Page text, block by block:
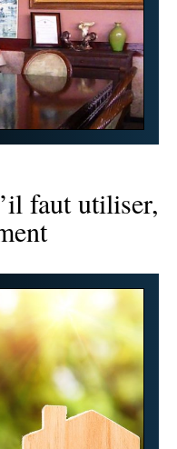
faut utiliser,